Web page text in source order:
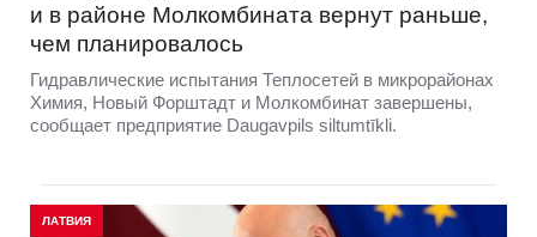
и в районе Молкомбината вернут раньше,
чем планировалось
Гидравлические испытания Теплосетей в микрорайонах
Химия, Новый Форштадт и Молкомбинат завершены,
сообщает предприятие Daugavpils siltumtīkli.
ЛАТВИЯ